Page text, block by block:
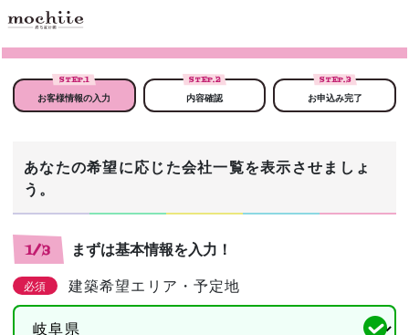
STEP.1
お客様情報の入力
STEP.2
内容確認
STEP.3
お申込み完了
あなたの希望に応じた会社一覧を表示させましょ
う。
1/3 まずは基本情報を入力！
必須 建築希望エリア・予定地